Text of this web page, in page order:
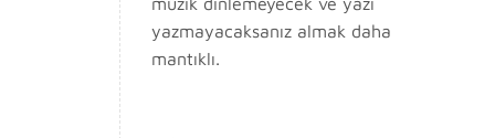
yazmayacaksanız almak daha
mantıklı.